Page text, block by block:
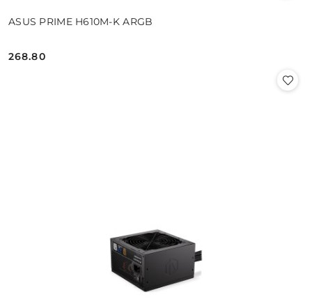
ASUS PRIME H610M-K ARGB
Cena:
268.80